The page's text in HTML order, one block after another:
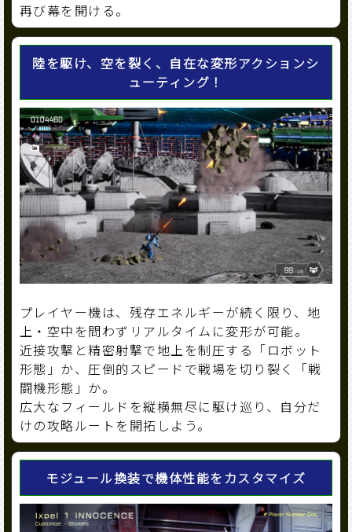
再び幕を開ける。
陸を駆け、空を裂く、自在な変形アクションシ
ューティング！
プレイヤー機は、残存エネルギーが続く限り、地
上・空中を問わずリアルタイムに変形が可能。
近接攻撃と精密射撃で地上を制圧する「ロボット
形態」か、圧倒的スピードで戦場を切り裂く「戦
闘機形態」か。
広大なフィールドを縦横無尽に駆け巡り、自分だ
けの攻略ルートを開拓しよう。
モジュール換装で機体性能をカスタマイズ